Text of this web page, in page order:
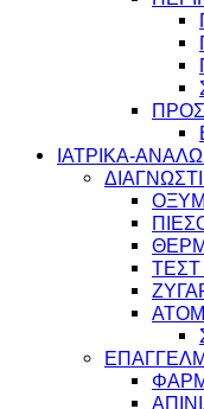
ΙΑΤΡΙΚΑ-
ΤΕΣΤ